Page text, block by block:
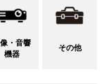
・音響
機器
その他